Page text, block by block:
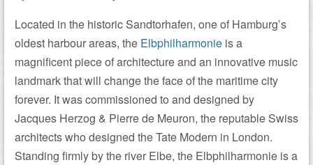
Located in the historic Sandtorhafen, one of Hamburg’s
oldest harbour areas, the Elbphilharmonie is a
magnificent piece of architecture and an innovative music
landmark that will change the face of the maritime city
forever. It was commissioned to and designed by
Jacques Herzog & Pierre de Meuron, the reputable Swiss
architects who designed the Tate Modern in London.
Standing firmly by the river Elbe, the Elbphilharmonie is a